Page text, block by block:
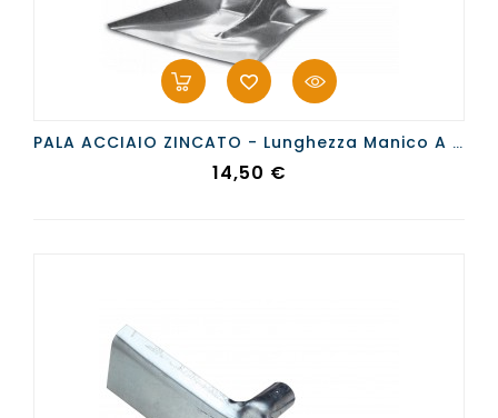
PALA ACCIAIO ZINCATO - Lunghezza Manico A "D" Cm.80
Prezzo
14,50 €